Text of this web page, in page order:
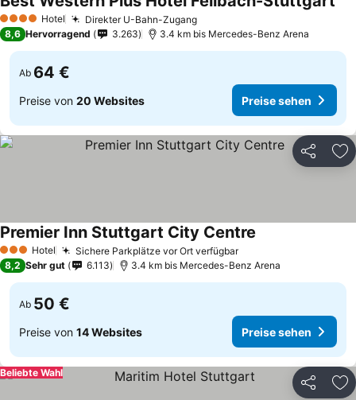
4 Sterne Hotel Direkter U-Bahn-ZugangPreise sehen
8,6 Hervorragend 3.263 3.4 km bis Mercedes-Benz Arena
Ab 64 €
Preise von 20 Websites Preise sehen
Teilen
3 SterneHotel Sichere Parkplätze vor Ort verfügbarPreise sehen
Premier Inn Stuttgart City Centre
8,2 Sehr gut 6.113 3.4 km bis Mercedes-Benz Arena
Ab 50 €
Preise von 14 Websites Preise sehen
Teilen
Beliebte Wahl